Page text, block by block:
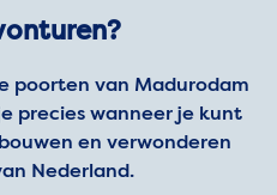
poorten van Madurodam
precies wanneer je kunt
en verwonderen
Nederland.